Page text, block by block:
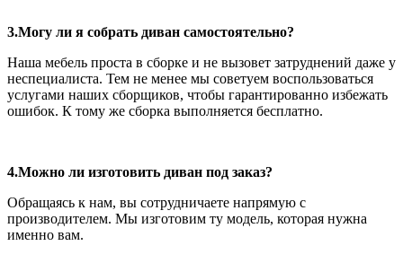
3.Могу ли я собрать диван самостоятельно?
Наша мебель проста в сборке и не вызовет затруднений даже у
неспециалиста. Тем не менее мы советуем воспользоваться
услугами наших сборщиков, чтобы гарантированно избежать
ошибок. К тому же сборка выполняется бесплатно.
4.Можно ли изготовить диван под заказ?
Обращаясь к нам, вы сотрудничаете напрямую с
производителем. Мы изготовим ту модель, которая нужна
именно вам.